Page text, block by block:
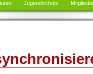
Jugendschutz